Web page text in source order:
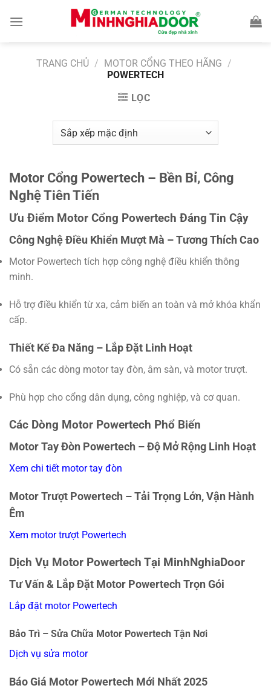
qua
TRANG CHỦ / MOTOR CỔNG THEO HÃNG /
POWERTECH
LỌC
Motor Cổng Powertech – Bền Bỉ, Công
Nghệ Tiên Tiến
Ưu Điểm Motor Cổng Powertech Đáng Tin Cậy
Công Nghệ Điều Khiển Mượt Mà – Tương Thích Cao
Motor Powertech tích hợp công nghệ điều khiển thông
minh.
Hỗ trợ điều khiển từ xa, cảm biến an toàn và mở khóa khẩn
cấp.
Thiết Kế Đa Năng – Lắp Đặt Linh Hoạt
Có sẵn các dòng motor tay đòn, âm sàn, và motor trượt.
Phù hợp cho cổng dân dụng, công nghiệp, và cơ quan.
Các Dòng Motor Powertech Phổ Biến
Motor Tay Đòn Powertech – Độ Mở Rộng Linh Hoạt
Xem chi tiết motor tay đòn
Motor Trượt Powertech – Tải Trọng Lớn, Vận Hành
Êm
Xem motor trượt Powertech
Dịch Vụ Motor Powertech Tại MinhNghiaDoor
Tư Vấn & Lắp Đặt Motor Powertech Trọn Gói
Lắp đặt motor Powertech
Bảo Trì – Sửa Chữa Motor Powertech Tận Nơi
Dịch vụ sửa motor
Báo Giá Motor Powertech Mới Nhất 2025